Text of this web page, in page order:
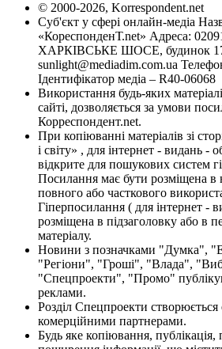
© 2000-2026, Korrespondent.net
Суб'єкт у сфері онлайн-медіа
«КореспонденТ.net» Адреса:
ХАРКІВСЬКЕ ШОСЕ, будинок
sunlight@mediadim.com.ua
Ідентифікатор медіа – R40-06068
Використання будь-яких
сайті, дозволяється за умови
Корреспондент.net.
При копіюванні матеріалів зі
і світу» , для інтернет - видань -
відкрите для пошукових систем
Посилання має бути розміщена в
повного або часткового
Гіперпосилання ( для інтернет -
розміщена в підзаголовку або в
матеріалу.
Новини з позначками "Думка",
"Регіони", "Гроші", "Влада",
"Спецпроекти", "Промо"
реклами.
Розділ Спецпроекти створюється
комерційними партнерами.
Будь яке копіювання,